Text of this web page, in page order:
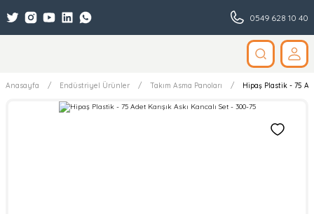
0549 628 10 40
Anasayfa Endüstriyel Ürünler Takım Asma Panoları Hipaş Plastik - 75